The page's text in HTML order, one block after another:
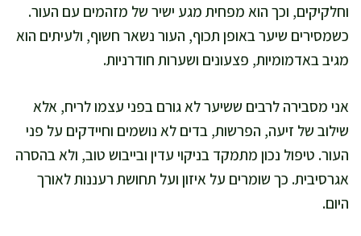
וחלקיקים, וכך הוא מפחית מגע ישיר של מזהמים עם העור.
כשמסירים שיער באופן תכוף, העור נשאר חשוף, ולעיתים הוא
מגיב באדמומיות, פצעונים ושערות חודרניות.
אני מסבירה לרבים ששיער לא גורם בפני עצמו לריח, אלא
שילוב של זיעה, הפרשות, בדים לא נושמים וחיידקים על פני
העור. טיפול נכון מתמקד בניקוי עדין ובייבוש טוב, ולא בהסרה
אגרסיבית. כך שומרים על איזון ועל תחושת רעננות לאורך
היום.